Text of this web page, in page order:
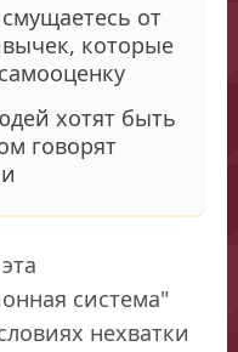
от
которые
хотят быть
говорят
система"
нехватки